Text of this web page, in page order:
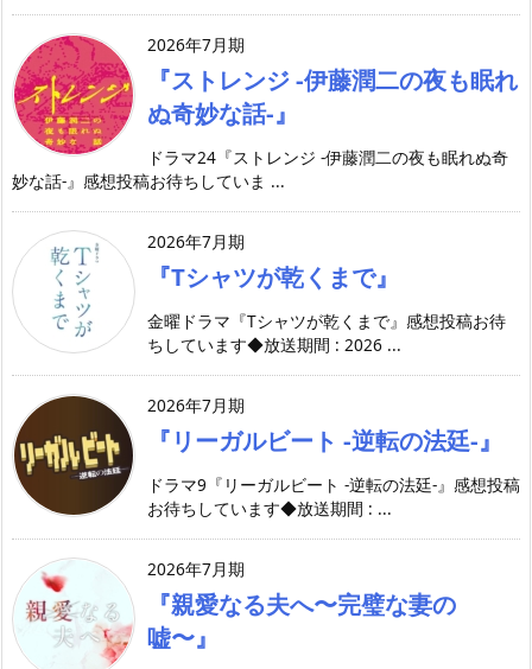
2026年7月期
『ストレンジ -伊藤潤二の夜も眠れ
ぬ奇妙な話-』
ドラマ24『ストレンジ -伊藤潤二の夜も眠れぬ奇
妙な話-』感想投稿お待ちしていま ...
2026年7月期
『Tシャツが乾くまで』
金曜ドラマ『Tシャツが乾くまで』感想投稿お待
ちしています◆放送期間 : 2026 ...
2026年7月期
『リーガルビート -逆転の法廷-』
ドラマ9『リーガルビート -逆転の法廷-』感想投稿
お待ちしています◆放送期間 : ...
2026年7月期
『親愛なる夫へ〜完璧な妻の
嘘〜』